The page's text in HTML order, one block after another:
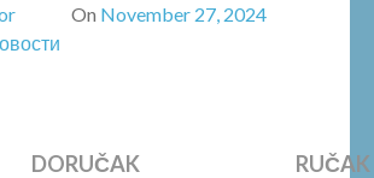
On November 27, 2024
DORUČAK RUČAK